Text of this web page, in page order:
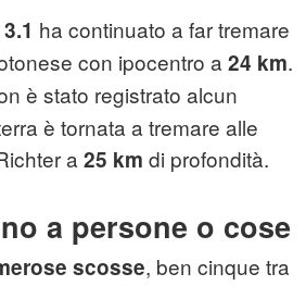
3.1 ha continuato a far tremare
con ipocentro a 24 km.
è stato registrato alcun
è tornata a tremare alle
a 25 km di profondità.
a persone o cose
scosse, ben cinque tra